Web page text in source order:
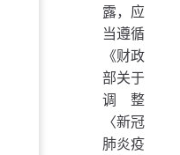
露，应
当遵循
《财政
部关于
调整
〈新冠
肺炎疫